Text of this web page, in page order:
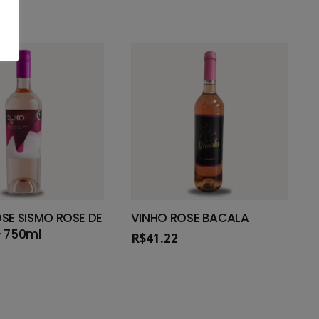
SISMO ROSE DE
750ml
VINHO ROSE BACALA
R$41.22